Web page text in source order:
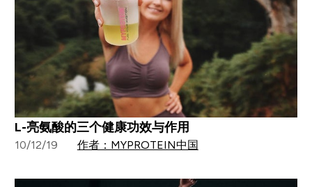
L-亮氨酸的三个健康功效与作用
10/12/19 作者：MYPROTEIN中国